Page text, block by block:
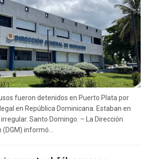
fueron detenidos en Puerto Plata por
en República Dominicana. Estaban en
Santo Domingo. – La Dirección
(DGM) informó...